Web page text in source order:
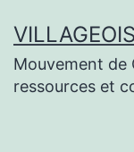
au
contenu
VILLAGEOIS
Mouvement de
ressources et